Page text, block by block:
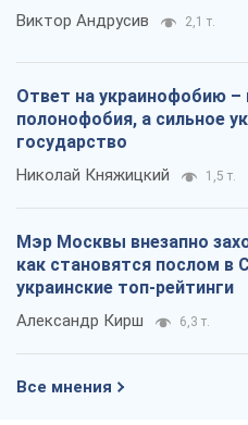
Виктор Андрусив 2,1 т.
Ответ на украинофобию –
полонофобия, а сильное
государство
Николай Княжицкий 1,5 т.
Мэр Москвы внезапно
как становятся послом
украинские топ-рейтинги
Александр Кирш 6,3 т.
Все мнения